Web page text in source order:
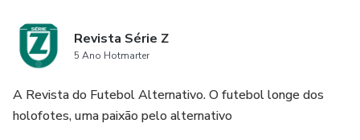
Revista Série Z
5 Ano Hotmarter
A Revista do Futebol Alternativo. O futebol longe dos
holofotes, uma paixão pelo alternativo